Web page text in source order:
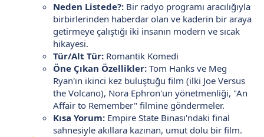
Neden Listede?: Bir radyo programı aracılığıyla
birbirlerinden haberdar olan ve kaderin bir araya
getirmeye çalıştığı iki insanın modern ve sıcak
hikayesi.
Tür/Alt Tür: Romantik Komedi
Öne Çıkan Özellikler: Tom Hanks ve Meg
Ryan'ın ikinci kez buluştuğu film (ilki Joe Versus
the Volcano), Nora Ephron'un yönetmenliği, "An
Affair to Remember" filmine göndermeler.
Kısa Yorum: Empire State Binası'ndaki final
sahnesiyle akıllara kazınan, umut dolu bir film.